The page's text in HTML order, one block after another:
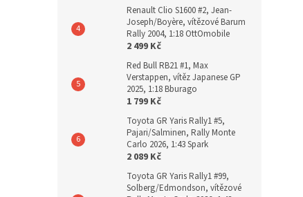
Renault Clio S1600 #2, Jean-
Joseph/Boyère, vítězové Barum
Rally 2004, 1:18 OttOmobile
2 499 Kč
Red Bull RB21 #1, Max
Verstappen, vítěz Japanese GP
2025, 1:18 Bburago
1 799 Kč
Toyota GR Yaris Rally1 #5,
Pajari/Salminen, Rally Monte
Carlo 2026, 1:43 Spark
2 089 Kč
Toyota GR Yaris Rally1 #99,
Solberg/Edmondson, vítězové